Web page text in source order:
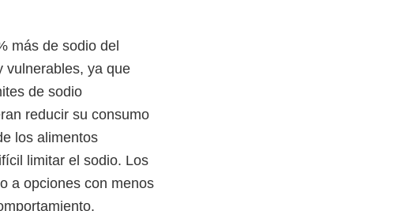
más de sodio del
vulnerables, ya que
de sodio
reducir su consumo
los alimentos
limitar el sodio. Los
a opciones con menos